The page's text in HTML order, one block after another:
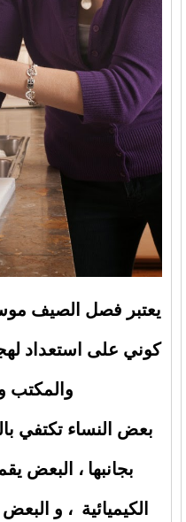
يعتبر فصل الصيف
كوني على استعداد
والمكتب
بعض النساء تكتفي
بجانبها ، البعض
الكيميائية ، و